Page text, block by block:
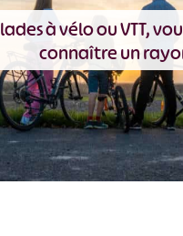
à vélo ou VTT,
connaître un